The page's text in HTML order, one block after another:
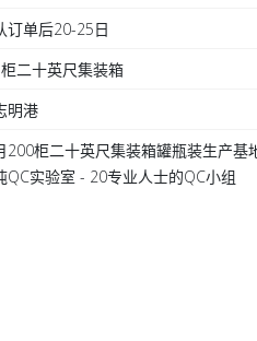
订单后20-25日
二十英尺集装箱
明港
200柜二十英尺集装箱罐瓶装生产基
实验室 - 20专业人士的QC小组